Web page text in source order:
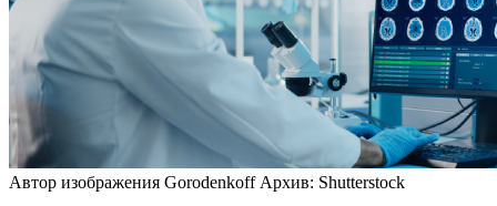
Автор изображения Gorodenkoff Архив: Shutterstock